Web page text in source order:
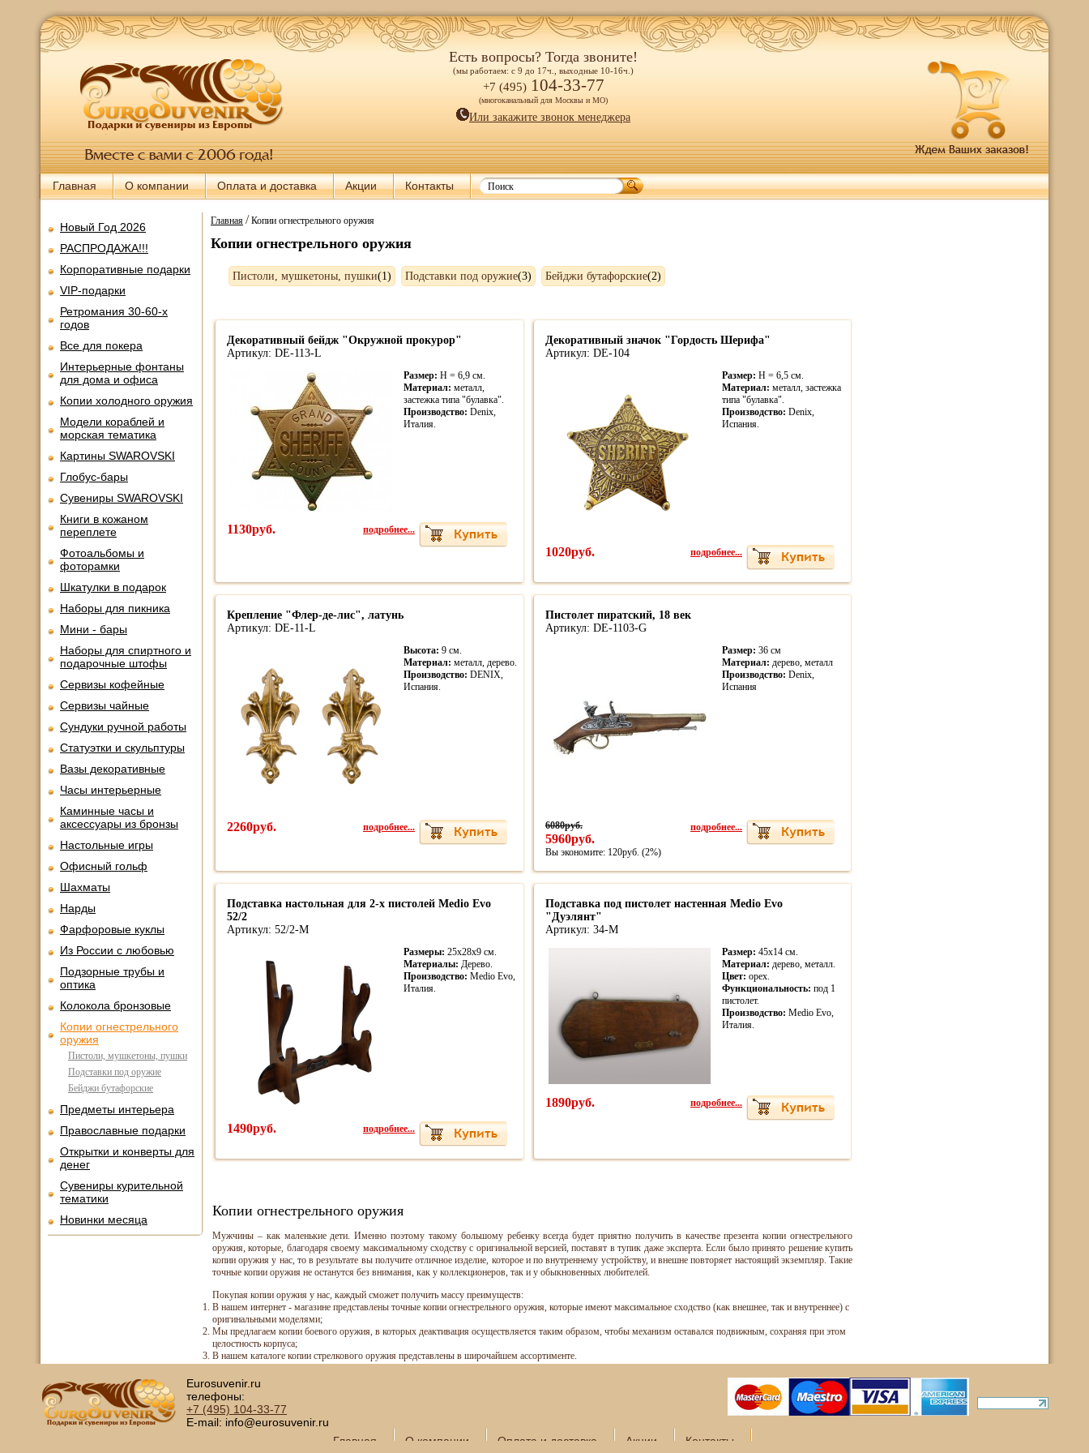
Есть вопросы? Тогда звоните!
(мы работаем: с 9 до 17ч., выходные 10-16ч.)
+7 (495) 104-33-77
(многоканальный для Москвы и МО)
Или закажите звонок менеджера
Главная О компании Оплата и доставка Акции Контакты
Новый Год 2026
РАСПРОДАЖА!!!
Корпоративные подарки
VIP-подарки
Ретромания 30-60-х
годов
Все для покера
Интерьерные фонтаны
для дома и офиса
Копии холодного оружия
Модели кораблей и
морская тематика
Картины SWAROVSKI
Глобус-бары
Сувениры SWAROVSKI
Книги в кожаном
переплете
Фотоальбомы и
фоторамки
Шкатулки в подарок
Наборы для пикника
Мини - бары
Наборы для спиртного и
подарочные штофы
Сервизы кофейные
Сервизы чайные
Сундуки ручной работы
Статуэтки и скульптуры
Вазы декоративные
Часы интерьерные
Каминные часы и
аксессуары из бронзы
Настольные игры
Офисный гольф
Шахматы
Нарды
Фарфоровые куклы
Из России с любовью
Подзорные трубы и
оптика
Колокола бронзовые
Копии огнестрельного
оружия
Пистоли, мушкетоны, пушки
Подставки под оружие
Бейджи бутафорские
Предметы интерьера
Православные подарки
Открытки и конверты для
денег
Сувениры курительной
тематики
Новинки месяца
Главная/Копии огнестрельного оружия
Копии огнестрельного оружия
Пистоли, мушкетоны, пушки(1) Подставки под оружие(3) Бейджи бутафорские(2)
Декоративный бейдж "Окружной прокурор"
Артикул: DE-113-L
Размер: H = 6,9 см.
Материал: металл,
застежка типа "булавка".
Производство: Denix,
Италия.
1130руб. подробнее...
Декоративный значок "Гордость Шерифа"
Артикул: DE-104
Размер: H = 6,5 см.
Материал: металл, застежка
типа "булавка".
Производство: Denix,
Испания.
1020руб. подробнее...
Крепление "Флер-де-лис", латунь
Артикул: DE-11-L
Высота: 9 см.
Материал: металл, дерево.
Производство: DENIX,
Испания.
2260руб. подробнее...
Пистолет пиратский, 18 век
Артикул: DE-1103-G
Размер: 36 см
Материал: дерево, металл
Производство: Denix,
Испания
6080руб.
5960руб.
Вы экономите: 120руб. (2%)
подробнее...
Подставка настольная для 2-x пистолей Medio Evo
52/2
Артикул: 52/2-М
Размеры: 25х28х9 см.
Материалы: Дерево.
Производство: Medio Evo,
Италия.
1490руб. подробнее...
Подставка под пистолет настенная Medio Evo
"Дуэлянт"
Артикул: 34-М
Размер: 45х14 см.
Материал: дерево, металл.
Цвет: орех.
Функциональность: под 1
пистолет.
Производство: Medio Evo,
Италия.
1890руб. подробнее...
Копии огнестрельного оружия
Мужчины – как маленькие дети. Именно поэтому такому большому ребенку всегда будет приятно получить в качестве презента копии огнестрельного
оружия, которые, благодаря своему максимальному сходству с оригинальной версией, поставят в тупик даже эксперта. Если было принято решение купить
копии оружия у нас, то в результате вы получите отличное изделие, которое и по внутреннему устройству, и внешне повторяет настоящий экземпляр. Такие
точные копии оружия не останутся без внимания, как у коллекционеров, так и у обыкновенных любителей.
Покупая копии оружия у нас, каждый сможет получить массу преимуществ:
В нашем интернет - магазине представлены точные копии огнестрельного оружия, которые имеют максимальное сходство (как внешнее, так и внутреннее) с
оригинальными моделями;
Мы предлагаем копии боевого оружия, в которых деактивация осуществляется таким образом, чтобы механизм оставался подвижным, сохраняя при этом
целостность корпуса;
В нашем каталоге копии стрелкового оружия представлены в широчайшем ассортименте.
Eurosuvenir.ru
телефоны:
+7 (495) 104-33-77
E-mail: info@eurosuvenir.ru
Главная
О компании Оплата и доставка Акции Контакты